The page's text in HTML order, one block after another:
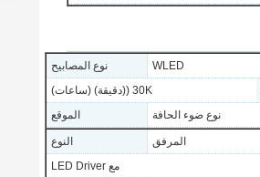
نوع المصابيح WLED
30K ((دقيقة) (ساعات)
الموقع
نوع ضوء الحافة
النوع المرفق
مع LED Driver